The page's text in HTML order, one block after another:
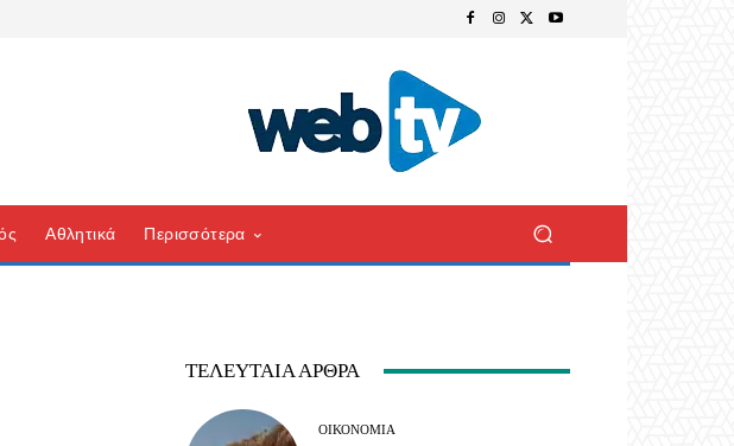
Αθλητικά Περισσότερα
ΤΕΛΕΥΤΑΊΑ ΆΡΘΡΑ
ΟΙΚΟΝΟΜΊΑ